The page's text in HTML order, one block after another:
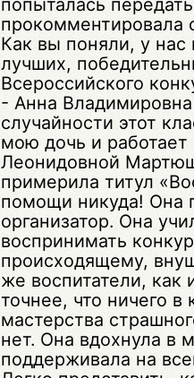
прокомментировала
Как вы поняли, у нас
лучших,
Всероссийского
- Анна
случайности этот
мою дочь и
Леонидовной
примерила титул
помощи никуда! Она
организатор. Она
воспринимать
происходящему,
же воспитатели, как
точнее, что ничего в
мастерства
нет. Она вдохнула в
поддерживала на